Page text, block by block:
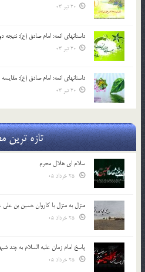
20 تیر 03
داستانهای ائمه: امام صادق (ع): نتیجه
20 تیر 03
داستانهای ائمه: امام صادق (ع):
20 تیر 03
تازه ترین
سلام ای هلال محرم
منزل به منزل با کاروان حسین بن علی
پاسخ امام زمان علیه السلام به چند